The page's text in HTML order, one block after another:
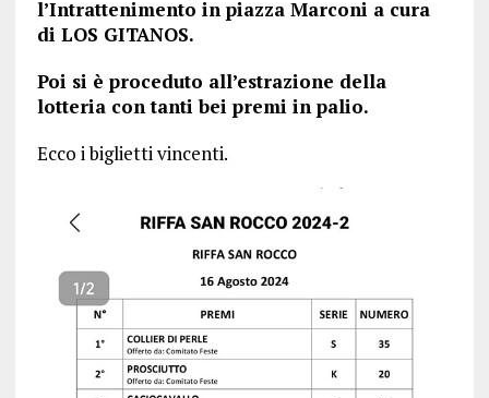
l’Intrattenimento in piazza Marconi a cura
di LOS GITANOS.
Poi si è proceduto all’estrazione della
lotteria con tanti bei premi in palio.
Ecco i biglietti vincenti.